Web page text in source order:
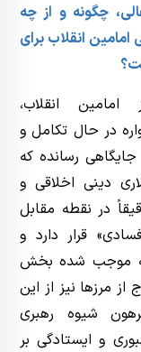
چگونه و از چه
انقلاب برای
انقلاب،
در حال تکامل و
رسانده که
دینی اخلاقی و
در نقطه مقابل
قرار دارد و
که موجب شده بخش
مرزها نیز از این
شیوه رهبری
و ایستادگی بر